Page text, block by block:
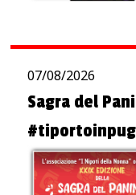
07/08/2026
Sagra del